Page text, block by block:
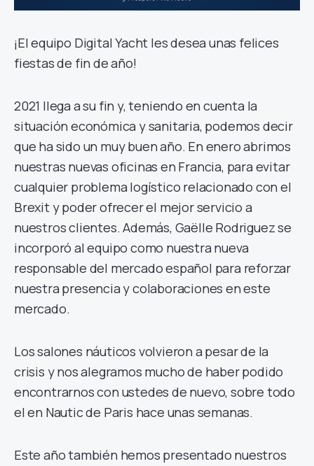
¡El equipo Digital Yacht les desea unas felices
fiestas de fin de año!
2021 llega a su fin y, teniendo en cuenta la
situación económica y sanitaria, podemos decir
que ha sido un muy buen año. En enero abrimos
nuestras nuevas oficinas en Francia, para evitar
cualquier problema logístico relacionado con el
Brexit y poder ofrecer el mejor servicio a
nuestros clientes. Además, Gaëlle Rodriguez se
incorporó al equipo como nuestra nueva
responsable del mercado español para reforzar
nuestra presencia y colaboraciones en este
mercado.
Los salones náuticos volvieron a pesar de la
crisis y nos alegramos mucho de haber podido
encontrarnos con ustedes de nuevo, sobre todo
el en Nautic de Paris hace unas semanas.
Este año también hemos presentado nuestros